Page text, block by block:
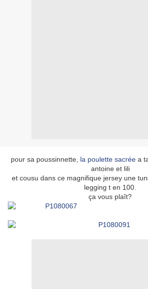
pour sa poussinnette, la poulette sacréea
antoine et lili
et cousu dans ce magnifique jersey une
legging t en 100.
ça vous plaît?